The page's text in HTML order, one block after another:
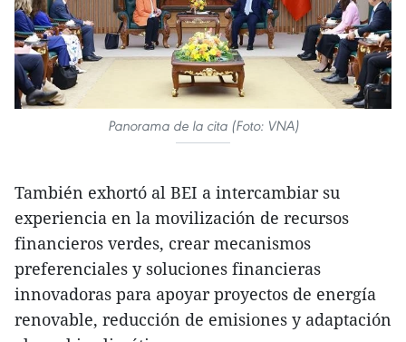
Panorama de la cita (Foto: VNA)
También exhortó al BEI a intercambiar su
experiencia en la movilización de recursos
financieros verdes, crear mecanismos
preferenciales y soluciones financieras
innovadoras para apoyar proyectos de energía
renovable, reducción de emisiones y adaptación